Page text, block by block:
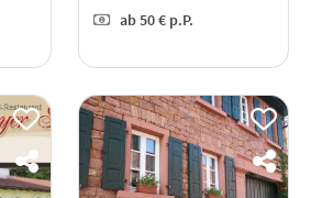
ab50 € p.P.